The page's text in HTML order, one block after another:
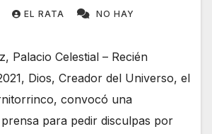
EL RATA NO HAY
Palacio Celestial – Recién
Dios, Creador del Universo, el
convocó una
para pedir disculpas por